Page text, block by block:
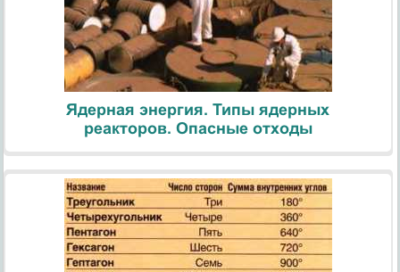
Ядерная энергия. Типы ядерных
реакторов. Опасные отходы